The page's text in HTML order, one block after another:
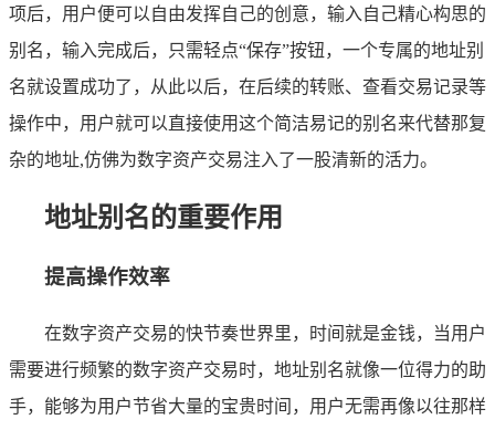
项后，用户便可以自由发挥自己的创意，输入自己精心构思的
别名，输入完成后，只需轻点“保存”按钮，一个专属的地址别
名就设置成功了，从此以后，在后续的转账、查看交易记录等
操作中，用户就可以直接使用这个简洁易记的别名来代替那复
杂的地址,仿佛为数字资产交易注入了一股清新的活力。
地址别名的重要作用
提高操作效率
在数字资产交易的快节奏世界里，时间就是金钱，当用户
需要进行频繁的数字资产交易时，地址别名就像一位得力的助
手，能够为用户节省大量的宝贵时间，用户无需再像以往那样